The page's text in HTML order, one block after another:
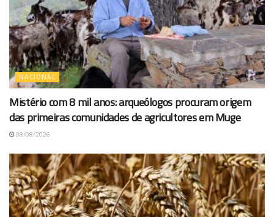
NACIONAL
Mistério com 8 mil anos: arqueólogos procuram origem
das primeiras comunidades de agricultores em Muge
08/08/2026